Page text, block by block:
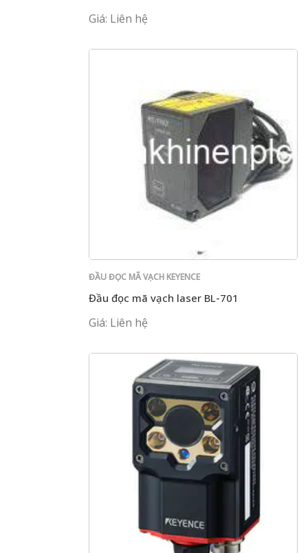
Giá: Liên hệ
ĐẦU ĐỌC MÃ VẠCH KEYENCE
Đầu đọc mã vạch laser BL-701
Giá: Liên hệ